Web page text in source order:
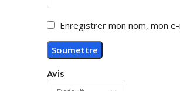
Avis
Enregistrer mon nom, mon